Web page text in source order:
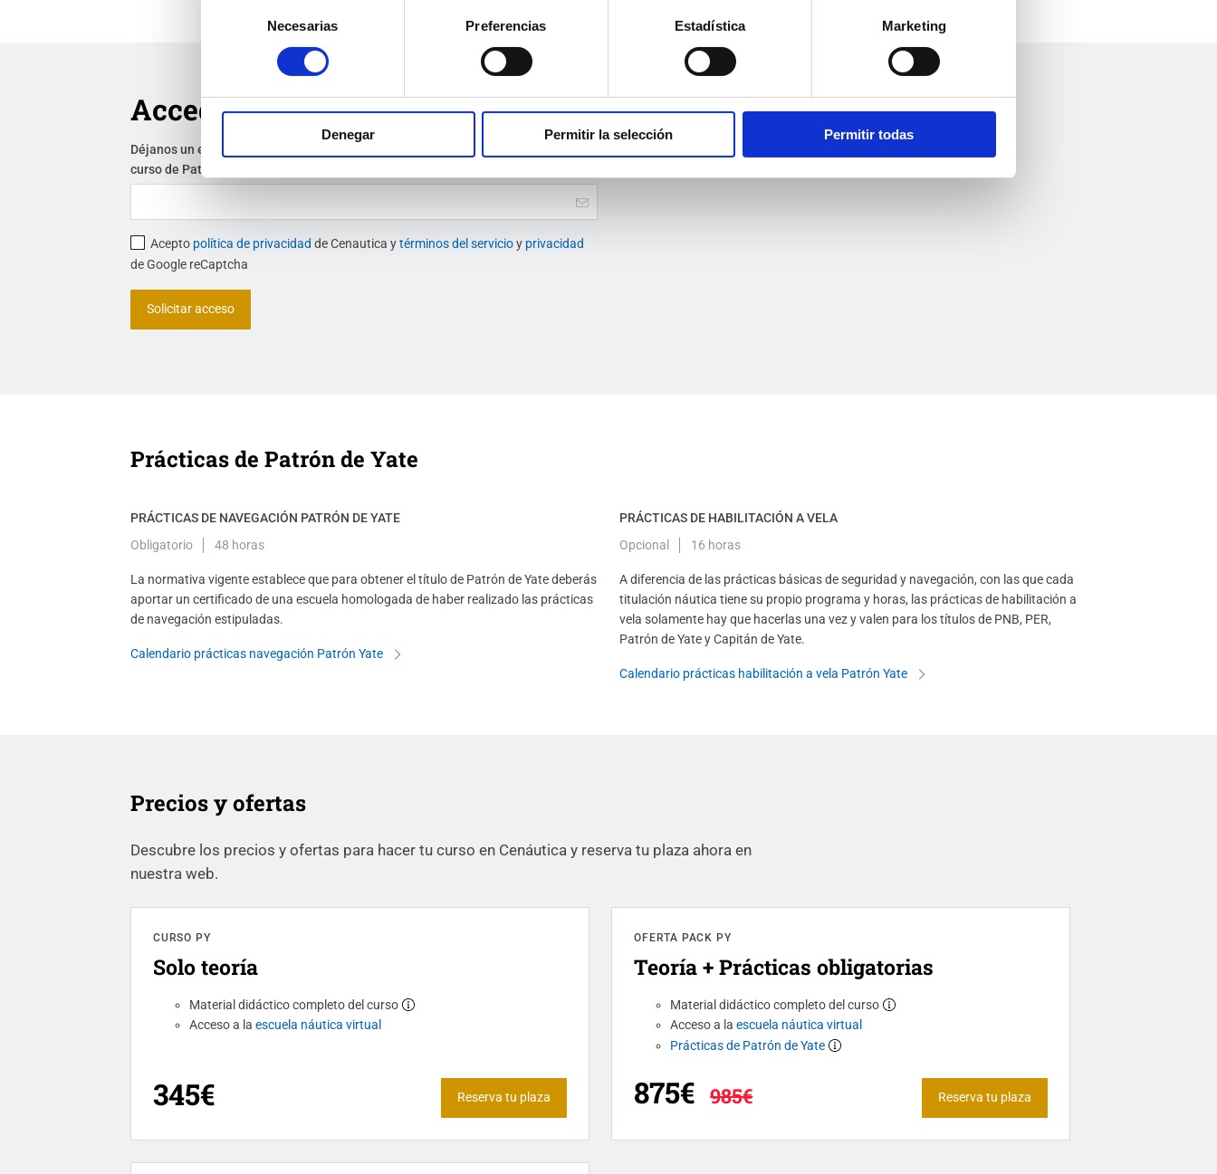
consentimiento
Necesarias Preferencias Estadística Marketing
Denegar Permitir la selección Permitir todas
Accede a una demo de la escuela virtual
Déjanos un email y te enviaremos un acceso de prueba a la plataforma virtual del
curso de Patrón de Yate.
Acepto política de privacidad de Cenautica ytérminos del servicioy privacidad
de Google reCaptcha
Prácticas de Patrón de Yate
PRÁCTICAS DE NAVEGACIÓN PATRÓN DE YATE
Obligatorio
48 horas
La normativa vigente establece que para obtener el título de Patrón de Yate deberás
aportar un certificado de una escuela homologada de haber realizado las prácticas
de navegación estipuladas.
Calendario prácticas navegación Patrón Yate
PRÁCTICAS DE HABILITACIÓN A VELA
Opcional
16 horas
A diferencia de las prácticas básicas de seguridad y navegación, con las que cada
titulación náutica tiene su propio programa y horas, las prácticas de habilitación a
vela solamente hay que hacerlas una vez y valen para los títulos de PNB, PER,
Patrón de Yate y Capitán de Yate.
Calendario prácticas habilitación a vela Patrón Yate
Precios y ofertas
Descubre los precios y ofertas para hacer tu curso en Cenáutica y reserva tu plaza ahora en
nuestra web.
CURSO PY
Solo teoría
Material didáctico completo del curso
Acceso a la escuela náutica virtual
345€ Reserva tu plaza
OFERTA PACK PY
Teoría + Prácticas obligatorias
Material didáctico completo del curso
Acceso a laescuela náutica virtual
Prácticas de Patrón de Yate
875€ 985€ Reserva tu plaza